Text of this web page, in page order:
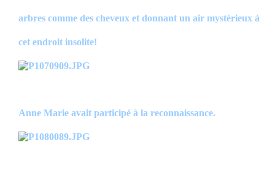
arbres comme des cheveux et donnant un air mystérieux à
cet endroit insolite!
Anne Marie avait participé à la reconnaissance.